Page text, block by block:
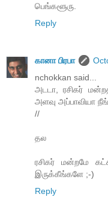
பெங்களூரு.
Reply
கானா பிரபா
nchokkan said...
அடடா, ரசிகர்
அளவு அப்பாவியா
//
தல
ரசிகர் மன்றமே
இருக்கீங்களே ;-)
Reply